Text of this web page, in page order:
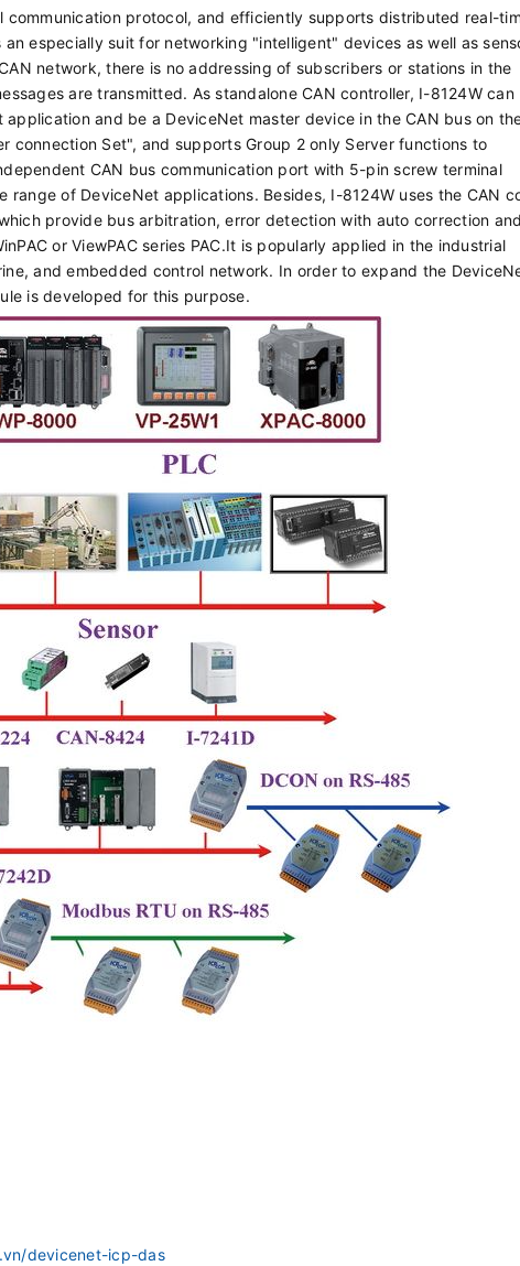
communication protocol, and efficiently supports distributed real-
especially suit for networking "intelligent" devices as well as
network, there is no addressing of subscribers or stations in the
are transmitted. As standalone CAN controller, I-8124W can
and be a DeviceNet master device in the CAN bus on
connection Set", and supports Group 2 only Server functions to
CAN bus communication port with 5-pin screw terminal
of DeviceNet applications. Besides, I-8124W uses the CAN
provide bus arbitration, error detection with auto correction
or ViewPAC series PAC.It is popularly applied in the industrial
and embedded control network. In order to expand the
is developed for this purpose.
devicenet-icp-das